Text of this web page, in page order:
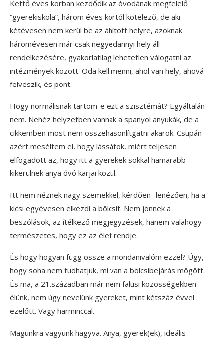
Kettő éves korban kezdődik az óvodának megfelelő
“gyerekiskola”, három éves kortól kötelező, de aki
kétévesen nem kerül be az áhított helyre, azoknak
háromévesen már csak negyedannyi hely áll
rendelkezésére, gyakorlatilag lehetetlen válogatni az
intézmények között. Oda kell menni, ahol van hely, ahová
felveszik, és pont.
Hogy normálisnak tartom-e ezt a szisztémát? Egyáltalán
nem. Nehéz helyzetben vannak a spanyol anyukák, de a
cikkemben most nem összehasonlítgatni akarok. Csupán
azért meséltem el, hogy lássátok, miért teljesen
elfogadott az, hogy itt a gyerekek sokkal hamarabb
kikerülnek anya óvó karjai közül.
Itt nem néznek nagy szemekkel, kérdően- lenézően, ha a
kicsi egyévesen elkezdi a bölcsit. Nem jönnek a
beszólások, az ítélkező megjegyzések, hanem valahogy
természetes, hogy ez az élet rendje.
És hogy hogyan függ össze a mondanivalóm ezzel? Úgy,
hogy soha nem tudhatjuk, mi van a bölcsibejárás mögött.
És ma, a 21.században már nem falusi közösségekben
élünk, nem úgy nevelünk gyereket, mint kétszáz évvel
ezelőtt. Vagy harminccal.
Magunkra vagyunk hagyva. Anya, gyerek(ek), ideális